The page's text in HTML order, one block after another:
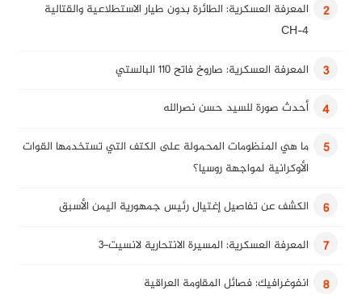
2
المعرفة العسكرية: الطائرة بدون طيار الاستطلاعية والقتالية
CH-4
3 المعرفة العسكرية: صاروخ فاتح 110 البالستي
4 أحدث صورة للسيد حسن نصرالله
5
ما هي المنظومات المحمولة على الكتف التي تستخدمها القوات
الأوكرانية لمواجهة روسيا؟
6 الكشف عن تفاصيل إغتيال رئيس جمهورية اليمن الأسبق
7 المعرفة العسكرية: المسيرة الانتحارية لانسيت-3
8 انفوغرافيك: فصائل المقاومة العراقية